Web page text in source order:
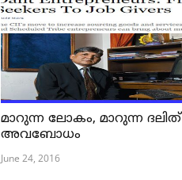
മാറുന്ന ലോകം, മാറുന്ന ദലിത്
അവബോധം
June 24, 2016